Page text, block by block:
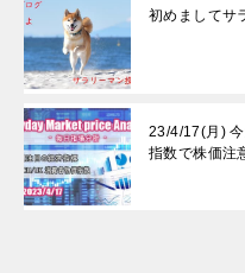
初めましてサ
23/4/17(月)
指数で株価注